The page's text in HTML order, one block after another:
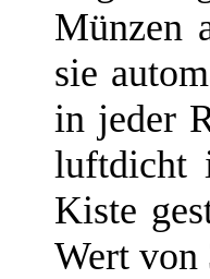
Münzen
sie
in jeder
luftdicht
Kiste
Wert von